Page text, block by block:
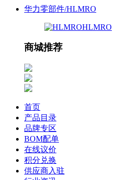
华力零部件/HLMRO
HLMRO
商城推荐
首页
产品目录
品牌专区
BOM配单
在线议价
积分兑换
供应商入驻